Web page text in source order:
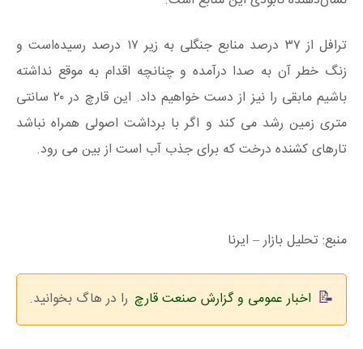
ترافل از ۳۷ درصد منابع جنگلی به زیر ۱۷ درصد رسیده‌است و
زنگ خطر آن به صدا درآمده و چنانچه اقدام به موقع نداشته
باشیم مابقی را نیز از دست خواهیم داد. این قارچ در ۲۰ سانتی
متری زمین رشد می کند و اگر با برداشت اصولی همراه نباشد
تارهای کشنده درخت که برای جذب آب است از بین می رود.
منبع: تحلیل بازار – ایرنا
اخبار عمومی و گزارش صنعت قارچ را در هاگ بخوانید.